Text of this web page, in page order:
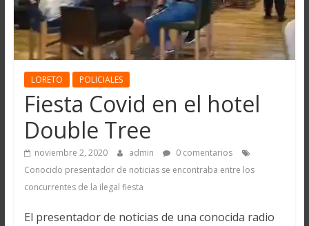
LORETO POLICIALES
Fiesta Covid en el hotel
Double Tree
noviembre 2, 2020 admin
0 comentarios
Conocido presentador de noticias se encontraba entre los
concurrentes de la ilegal fiesta
El presentador de noticias de una conocida radio